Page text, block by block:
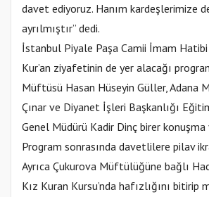
davet ediyoruz. Hanım kardeşlerimize
ayrılmıştır” dedi.
İstanbul Piyale Paşa Camii İmam Hatibi
Kur’an ziyafetinin de yer alacağı
Müftüsü Hasan Hüseyin Güller, Adana
Çınar ve Diyanet İşleri Başkanlığı
Genel Müdürü Kadir Dinç birer konuşma
Program sonrasında davetlilere pilav
Ayrıca Çukurova Müftülüğüne bağlı
Kız Kuran Kursu’nda hafızlığını bitirip